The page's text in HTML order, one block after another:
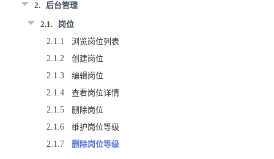
2. 后台管理
2.1.
岗位
2.1.1
浏览岗位列表
2.1.2
创建岗位
2.1.3
编辑岗位
2.1.4
查看岗位详情
2.1.5
删除岗位
2.1.6
维护岗位等级
2.1.7
删除岗位等级